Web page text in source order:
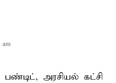
am
அரசியல் கட்சி